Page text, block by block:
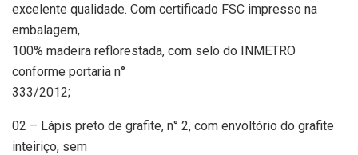
excelente qualidade. Com certificado FSC impresso na
embalagem,
100% madeira reflorestada, com selo do INMETRO
conforme portaria n°
333/2012;
02 – Lápis preto de grafite, n° 2, com envoltório do grafite
inteiriço, sem